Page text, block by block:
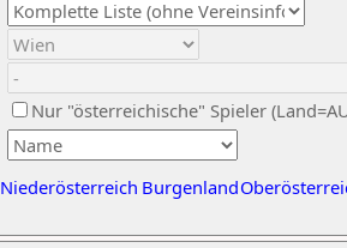
Nur "österreichische" Spieler
Niederösterreich Burgenland